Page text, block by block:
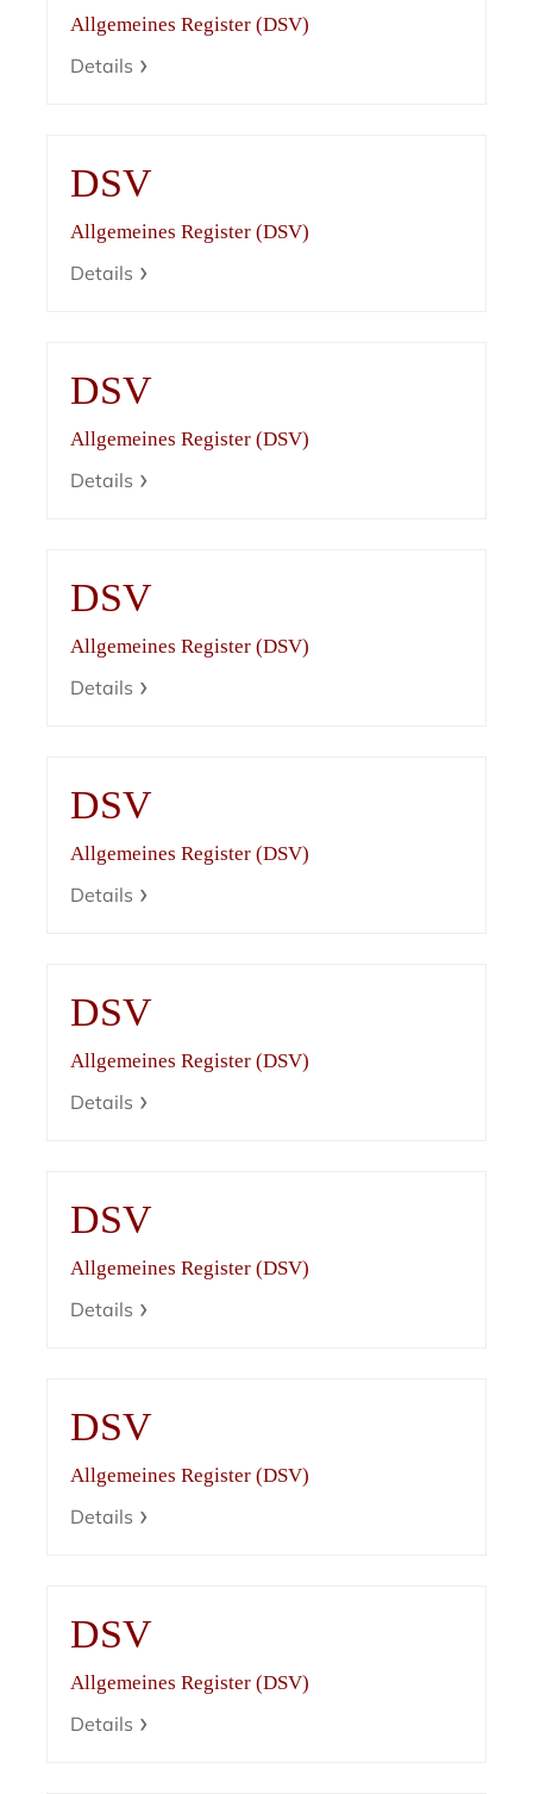
Allgemeines Register (DSV)
Details
DSV
Allgemeines Register (DSV)
Details
DSV
Allgemeines Register (DSV)
Details
DSV
Allgemeines Register (DSV)
Details
DSV
Allgemeines Register (DSV)
Details
DSV
Allgemeines Register (DSV)
Details
DSV
Allgemeines Register (DSV)
Details
DSV
Allgemeines Register (DSV)
Details
DSV
Allgemeines Register (DSV)
Details